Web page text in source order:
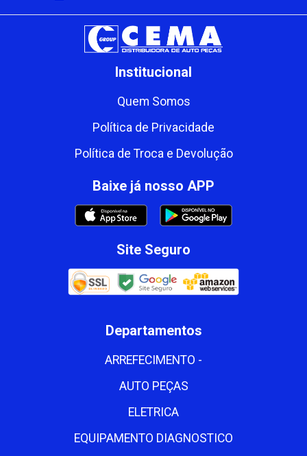
Institucional
Quem Somos
Política de Privacidade
Política de Troca e Devolução
Baixe já nosso APP
Site Seguro
Departamentos
ARREFECIMENTO -
AUTO PEÇAS
ELETRICA
EQUIPAMENTO DIAGNOSTICO